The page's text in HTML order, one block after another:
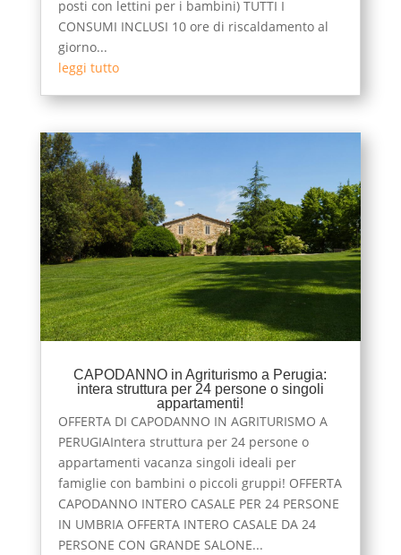
posti con lettini per i bambini) TUTTI I
CONSUMI INCLUSI 10 ore di riscaldamento al
giorno...
leggi tutto
CAPODANNO in Agriturismo a Perugia:
intera struttura per 24 persone o singoli
appartamenti!
OFFERTA DI CAPODANNO IN AGRITURISMO A
PERUGIAIntera struttura per 24 persone o
appartamenti vacanza singoli ideali per
famiglie con bambini o piccoli gruppi! OFFERTA
CAPODANNO INTERO CASALE PER 24 PERSONE
IN UMBRIA OFFERTA INTERO CASALE DA 24
PERSONE CON GRANDE SALONE...